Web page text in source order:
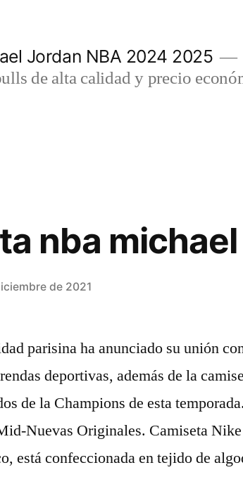
Jordan NBA 2024 2025
de alta calidad y precio
nba
de 2021
parisina ha anunciado su unión
deportivas, además de la
de la Champions de esta
Nuevas Originales. Camiseta Nike
está confeccionada en tejido de